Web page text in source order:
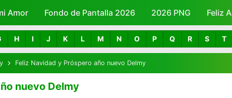
Skip to main content
Amor Fondo de Pantalla 2026 2026 PNG Feliz
H I J K L M N O P Q R S T
Feliz Navidad y Próspero año nuevo Delmy
nuevo Delmy